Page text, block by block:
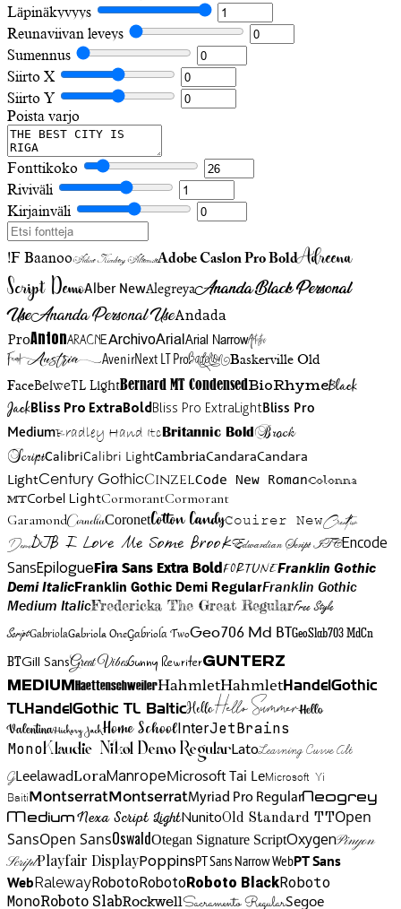
Läpinäkyvyys
Reunaviivan leveys
Sumennus
Siirto X
Siirto Y
Poista varjo
Fonttikoko
Riviväli
Kirjainväli
!F BaanooAdine Kirnberg AlternateAdobe Caslon Pro BoldAdreena
Script DemoAlber NewAlegreyaAnanda Black Personal
UseAnanda Personal UseAndada
ProAntonAracneArchivoArialArial NarrowArtistic
FriendAustriaAvenirNext LT ProBadelionBaskerville Old
FaceBelweTL LightBernard MT CondensedBioRhymeBlack
JackBliss Pro ExtraBoldBliss Pro ExtraLightBliss Pro
MediumBradley Hand Itc Britannic Bold Brock
ScriptCalibriCalibri LightCambriaCandaraCandara
LightCentury GothicCinzelCode New RomanColonna
MTCorbel LightCormorantCormorant
GaramondCorneliaCoronetCotton CandyCouirer NewCreattion
DemoDJB I Love Me Some BrookEdwardian Script ITCEncode
SansEpilogueFira Sans Extra BoldFortuneFranklin Gothic
Demi ItalicFranklin Gothic Demi RegularFranklin Gothic
Medium ItalicFredericka The Great RegularFree Style
ScriptGabriolaGabriola OneGabriola TwoGeo706 Md BTGeoSlab703 MdCn
BTGill SansGreat VibesGunny RewriterGunterz
Medium HaettenschweilerHahmletHahmletHandelGothic
TLHandelGothic TL BalticHelloHello SummerHello
ValentinaHickory JackHome SchoolInterJetBrains
MonoKlaudie Nikol Demo RegularLatoLearning Curve Alt
GLeelawadLoraManropeMicrosoft Tai LeMicrosoft Yi
BaitiMontserratMontserratMyriad Pro RegularNeogrey
MediumNexa Script LightNunitoOld Standard TTOpen
SansOpen SansOswaldOtegan Signature ScriptOxygenPinyon
ScriptPlayfair DisplayPoppinsPT Sans Narrow WebPT Sans
WebRalewayRobotoRobotoRoboto BlackRoboto
MonoRoboto SlabRockwellSacramento RegularSegoe